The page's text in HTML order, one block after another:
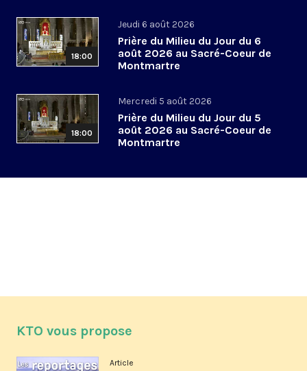
18:00
Jeudi 6 août 2026
Prière du Milieu du Jour du 6
août 2026 au Sacré-Coeur de
Montmartre
18:00
Mercredi 5 août 2026
Prière du Milieu du Jour du 5
août 2026 au Sacré-Coeur de
Montmartre
KTO vous propose
Article